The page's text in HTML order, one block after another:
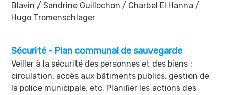
Blavin / Sandrine Guillochon / Charbel El Hanna /
Hugo Tromenschlager
Sécurité - Plan communal de sauvegarde
Veiller à la sécurité des personnes et des biens :
circulation, accès aux bâtiments publics, gestion de
la police municipale, etc. Planifier les actions des